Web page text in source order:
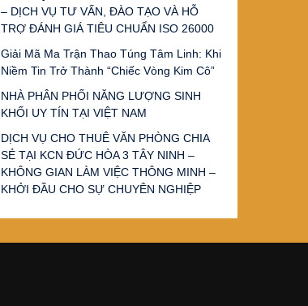
– DỊCH VỤ TƯ VẤN, ĐÀO TẠO VÀ HỖ
TRỢ ĐÁNH GIÁ TIÊU CHUẨN ISO 26000
Giải Mã Ma Trận Thao Túng Tâm Linh: Khi
Niềm Tin Trở Thành “Chiếc Vòng Kim Cô”
NHÀ PHÂN PHỐI NĂNG LƯỢNG SINH
KHỐI UY TÍN TẠI VIỆT NAM
DỊCH VỤ CHO THUÊ VĂN PHÒNG CHIA
SẺ TẠI KCN ĐỨC HÒA 3 TÂY NINH –
KHÔNG GIAN LÀM VIỆC THÔNG MINH –
KHỞI ĐẦU CHO SỰ CHUYÊN NGHIỆP